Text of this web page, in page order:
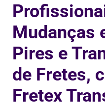
Mudanças
Pires e
de Fretes,
Fretex